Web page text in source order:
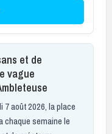
et de
vague
7 août 2026, la place
chaque semaine le